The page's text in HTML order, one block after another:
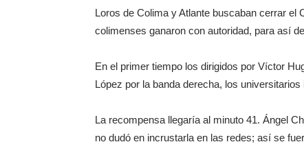
Loros de Colima y Atlante buscaban cerrar el
colimenses ganaron con autoridad, para así
En el primer tiempo los dirigidos por Víctor
López por la banda derecha, los
La recompensa llegaría al minuto 41. Ángel
no dudó en incrustarla en las redes; así se